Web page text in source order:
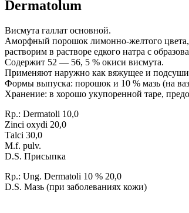
Dermatolum
Висмута галлат основной.
Аморфный порошок лимонно-желтого цвета,
растворим в растворе едкого натра с
Содержит 52 — 56, 5 % окиси висмута.
Применяют наружно как вяжущее и
Формы выпуска: порошок и 10 % мазь (на
Хранение: в хорошо укупоренной таре,
Rр.: Dermatoli 10,0
Zinci oxydi 20,0
Тalci 30,0
М.f. рulv.
D.S. Присыпка
Rр.: Ung. Dermatoli 10 % 20,0
D.S. Мазь (при заболеваниях кожи)